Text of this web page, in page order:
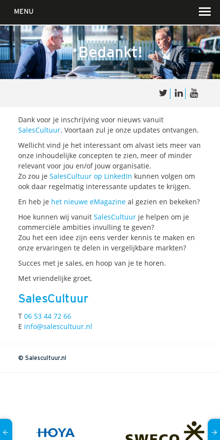
MENU
OverSalescultuur
Waar wij in geloven …
Voor wie?
Iets over joúw SalesCultuur
De partners
Onze dienstverlening
Commerciële diagnoses
(Sales)Cultuurtransformaties
DiagnosewinnendeTenders
EenwinnendeTender
LeiderschapbijTransformatie
Inspiratie
Bedankt!
Dank voor je inschrijving voor nieuws vanuit
SalesCultuur. Voortaan zul je onze updates ontvangen.
Wellicht vind je het interessant om alvast iets meer van
onze inhoudelijke concepten te zien, meer of minder
relevant voor jou en/of jouw organisatie.
Zo zou je SalesCultuur op LinkedIn kunnen volgen om
ook daar regelmatig interessante updates te krijgen.
En heb je het nieuwe eMagazine al gezien en bekeken?
Hoe kunnen wij vanuit SalesCultuur je helpen om je
commerciële ambities invulling te geven?
Zou het een idee zijn eens verder kennis te maken en
onze ervaringen te delen in vergelijkbare markten?
Succes met je sales, en hoop van je te horen.
Met vriendelijke groet,
SalesCultuur
T 06 53 44 72 66
E info@salescultuur.nl
© Salescultuur.nl